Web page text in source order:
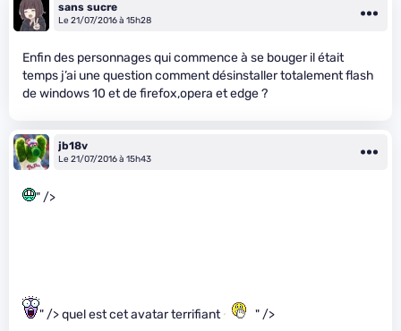
sans sucre
Le 21/07/2016 à 15h28
Enfin des personnages qui commence à se bouger il était
temps j’ai une question comment désinstaller totalement flash
de windows 10 et de firefox,opera et edge ?
jb18v
Le 21/07/2016 à 15h43
" />
" /> quel est cet avatar terrifiant " />